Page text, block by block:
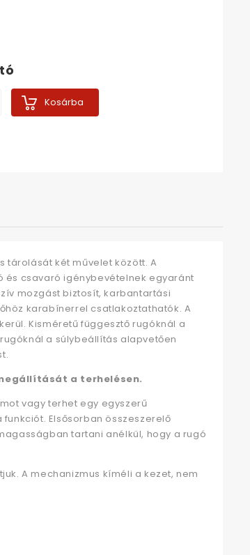
Kosárba
tárolását két művelet között. A
és csavaró igénybevételnek egyaránt
mozgást biztosít, karbantartási
karabínerrel csatlakoztathatók. A
Kisméretű függesztő rugóknál a
a súlybeállítás alapvetően
a terhelésen.
vagy terhet egy egyszerű
Elsősorban összeszerelő
tartani anélkül, hogy a rugó
A mechanizmus kíméli a kezet, nem